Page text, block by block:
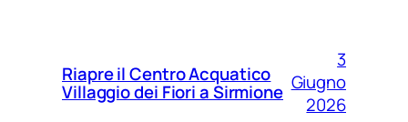
Riapre il Centro Acquatico
Villaggio dei Fiori a Sirmione
3
Giugno
2026